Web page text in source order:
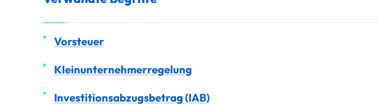
Vorsteuer
Kleinunternehmerregelung
Investitionsabzugsbetrag (IAB)